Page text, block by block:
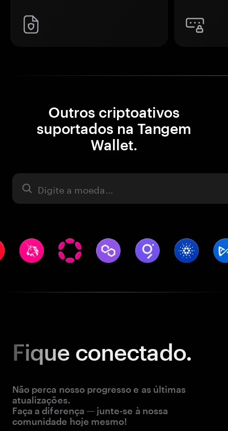
Outros criptoativos
suportados na Tangem
Wallet.
Ativo
Fique conectado.
Não perca nosso progresso e as últimas
atualizações.
Faça a diferença — junte-se à nossa
comunidade hoje mesmo!